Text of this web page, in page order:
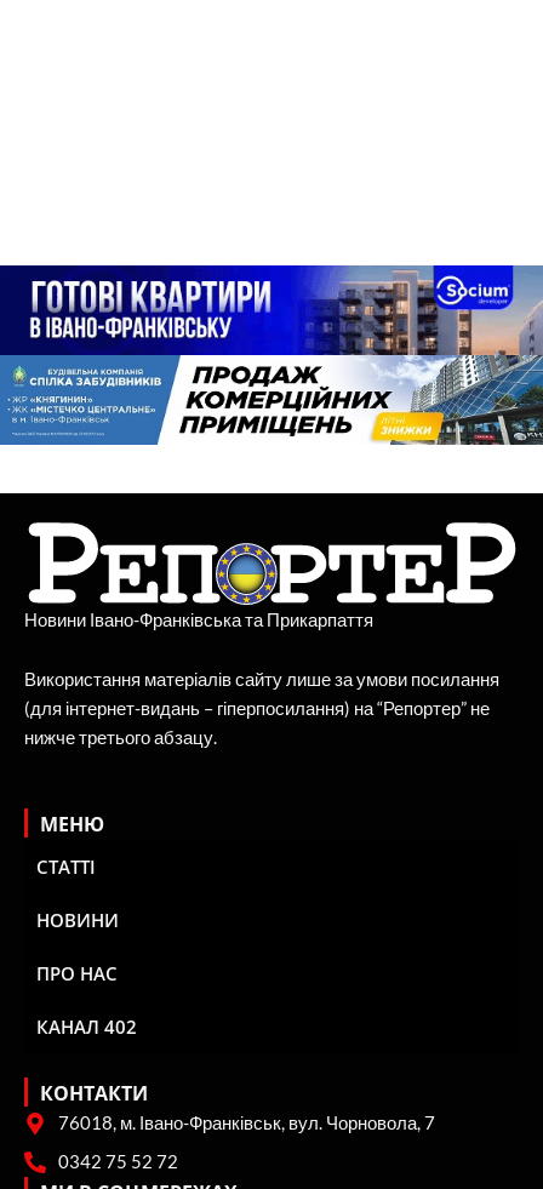
Новини Івано-Франківська та Прикарпаття
Використання матеріалів сайту лише за умови посилання
(для інтернет-видань – гіперпосилання) на “Репортер” не
нижче третього абзацу.
МЕНЮ
СТАТТІ
НОВИНИ
ПРО НАС
КАНАЛ 402
КОНТАКТИ
76018, м. Івано-Франківськ, вул. Чорновола, 7
0342 75 52 72